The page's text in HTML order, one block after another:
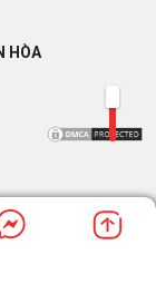
HÒA​